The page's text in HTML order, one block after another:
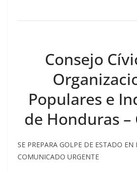
Consejo
Populares e
de Honduras –
SE PREPARA GOLPE DE ESTADO EN
COMUNICADO URGENTE